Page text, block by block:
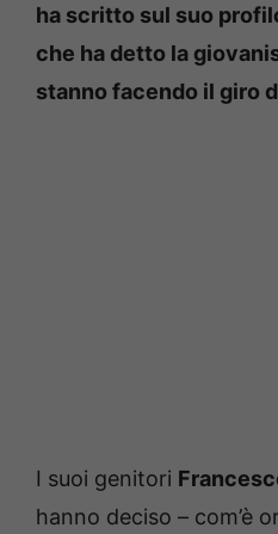
ha scritto sul suo
che ha detto la
stanno facendo il giro
I suoi genitori
hanno deciso – com’è